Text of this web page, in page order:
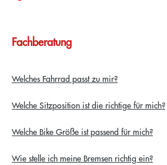
Fachberatung
Welches Fahrrad passt zu mir?
Welche Sitzposition ist die richtige für mich?
Welche Bike Größe ist passend für mich?
Wie stelle ich meine Bremsen richtig ein?